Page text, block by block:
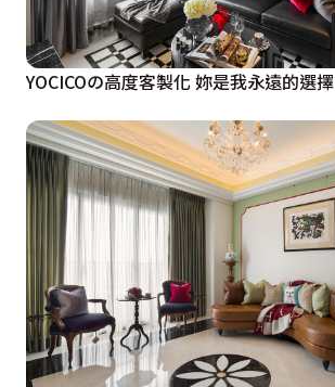
YOCICOの高度客製化 妳是我永遠的選擇